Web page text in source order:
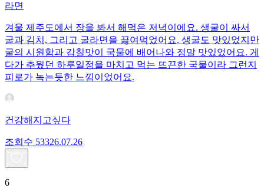
라면
겨울 제주도에서 장을 봐서 해먹은 저녁이에요. 생굴이 싸서
굴과 김치, 그리고 굴라면을 끓여먹었어요. 생굴도 맛있었지만
굴의 시원함과 감칠맛이 국물에 배어나와 정말 맛있었어요. 게
다가 추웠던 하루일정을 마치고 먹는 뜨끈한 국물이라 그런지
피로가 녹는듯한 느낌이었어요.
건강해지고싶다
조회수 53326.07.26
6